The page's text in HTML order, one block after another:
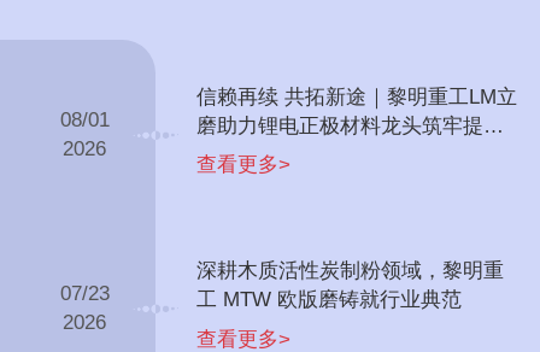
08/01
2026
信赖再续 共拓新途｜黎明重工LM立
磨助力锂电正极材料龙头筑牢提锂
根基
查看更多>
07/23
2026
深耕木质活性炭制粉领域，黎明重
工 MTW 欧版磨铸就行业典范
查看更多>